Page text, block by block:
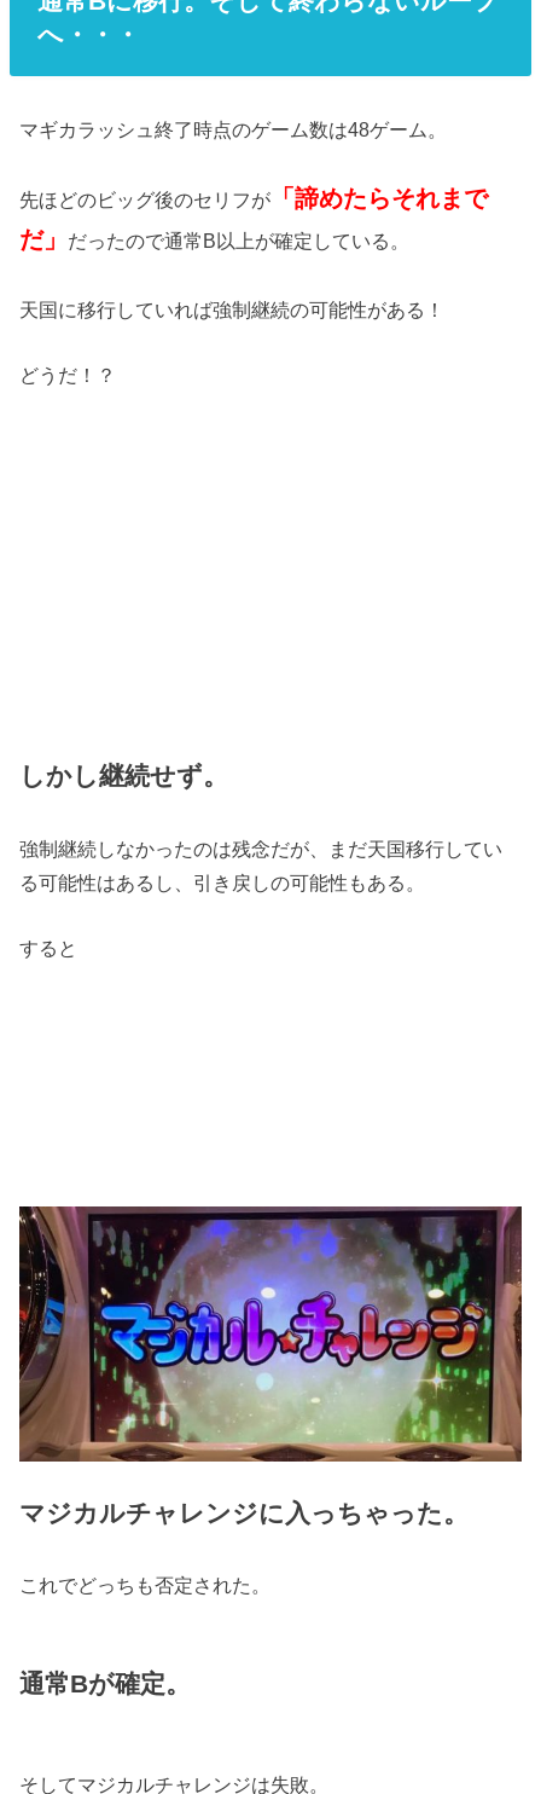
へ・・・
マギカラッシュ終了時点のゲーム数は48ゲーム。
先ほどのビッグ後のセリフが
「諦めたらそれまで
だ」
だったので通常B以上が確定している。
天国に移行していれば強制継続の可能性がある！
どうだ！？
しかし継続せず。
強制継続しなかったのは残念だが、まだ天国移行してい
る可能性はあるし、引き戻しの可能性もある。
すると
マジカルチャレンジに入っちゃった。
これでどっちも否定された。
通常Bが確定。
そしてマジカルチャレンジは失敗。